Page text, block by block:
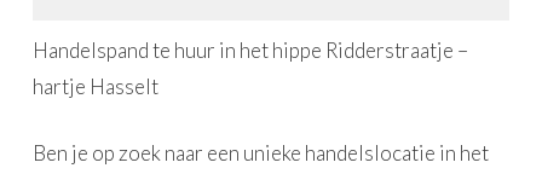
Handelspand te huur in het hippe Ridderstraatje –
hartje Hasselt
Ben je op zoek naar een unieke handelslocatie in het